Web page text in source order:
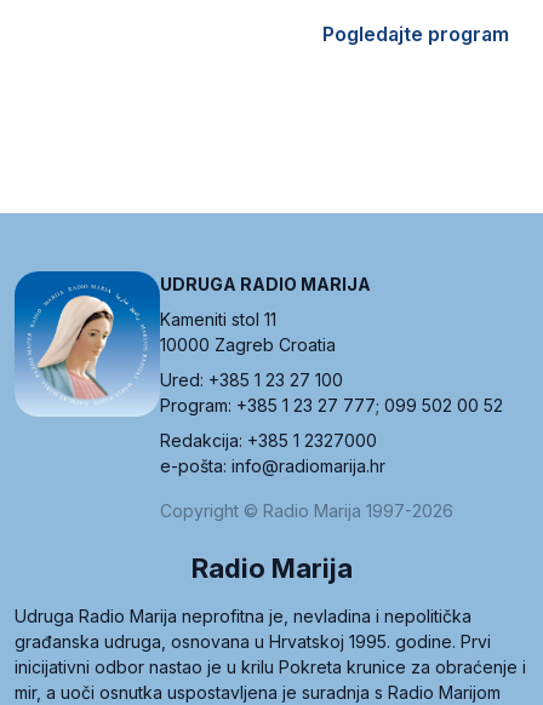
Pogledajte program
UDRUGA RADIO MARIJA
Kameniti stol 11
10000 Zagreb Croatia
Ured: +385 1 23 27 100
Program: +385 1 23 27 777; 099 502 00 52
Redakcija: +385 1 2327000
e-pošta: info@radiomarija.hr
Copyright © Radio Marija 1997-2026
Radio Marija
Udruga Radio Marija neprofitna je, nevladina i nepolitička
građanska udruga, osnovana u Hrvatskoj 1995. godine. Prvi
inicijativni odbor nastao je u krilu Pokreta krunice za obraćenje i
mir, a uoči osnutka uspostavljena je suradnja s Radio Marijom